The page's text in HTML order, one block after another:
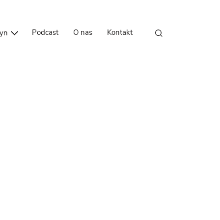
Podcast O nas Kontakt
Przejdź do treści